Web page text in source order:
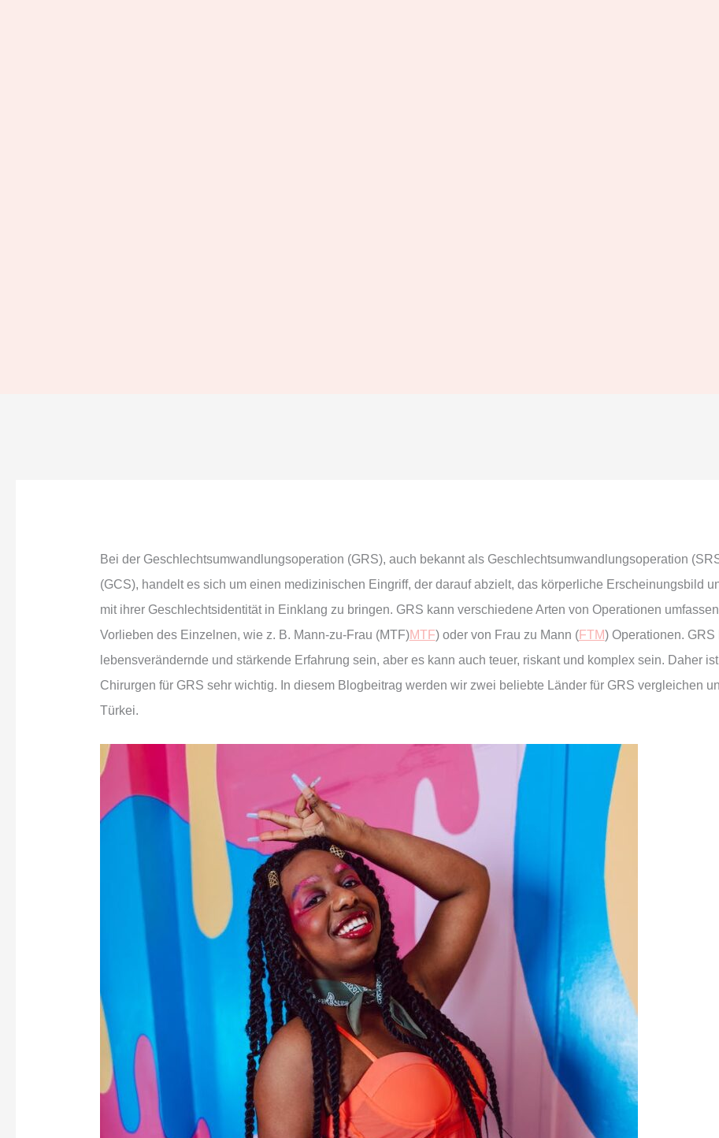
Bei der Geschlechtsumwandlungsoperation (GRS), auch bekannt als Geschlechtsumwandlungsoperation
(GCS), handelt es sich um einen medizinischen Eingriff, der darauf abzielt, das körperliche Erscheinungsbild
mit ihrer Geschlechtsidentität in Einklang zu bringen. GRS kann verschiedene Arten von Operationen
Vorlieben des Einzelnen, wie z. B. Mann-zu-Frau (MTF)MTF) oder von Frau zu Mann (FTM) Operationen.
lebensverändernde und stärkende Erfahrung sein, aber es kann auch teuer, riskant und komplex sein. Daher
Chirurgen für GRS sehr wichtig. In diesem Blogbeitrag werden wir zwei beliebte Länder für GRS vergleichen
Türkei.